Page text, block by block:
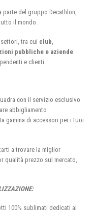
del gruppo Decathlon,
il mondo.
settori, tra cui club
pubbliche e aziende
e clienti.
con il servizio esclusivo
abbigliamento
gamma di accessori per i tuoi
a trovare la miglior
qualità prezzo sul mercato,
100% sublimati dedicati ai